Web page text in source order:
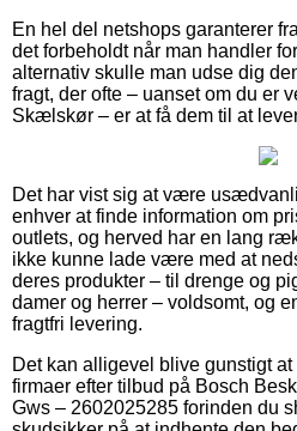
En hel del netshops garanterer
det forbeholdt når man handler
alternativ skulle man udse dig
fragt, der ofte – uanset om du er
Skælskør – er at få dem til at
Det har vist sig at være
enhver at finde information om
outlets, og herved har en lang
ikke kunne lade være med at
deres produkter – til drenge og
damer og herrer – voldsomt, og
fragtfri levering.
Det kan alligevel blive gunstigt
firmaer efter tilbud på Bosch
Gws – 2602025285 forinden du